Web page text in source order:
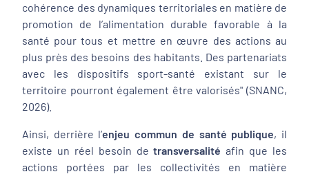
cohérence des dynamiques territoriales en matière de
promotion de l’alimentation durable favorable à la
santé pour tous et mettre en œuvre des actions au
plus près des besoins des habitants. Des partenariats
avec les dispositifs sport-santé existant sur le
territoire pourront également être valorisés" (SNANC,
2026).
Ainsi, derrière l’enjeu commun de santé publique, il
existe un réel besoin detransversalité afin que les
actions portées par les collectivités en matière